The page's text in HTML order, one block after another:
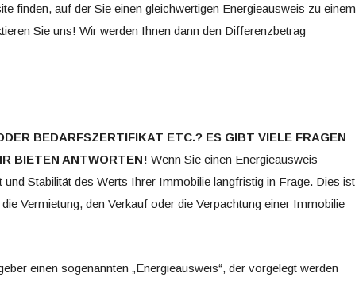
finden, auf der Sie einen gleichwertigen Energieausweis zu einem
Sie uns! Wir werden Ihnen dann den Differenzbetrag
BEDARFSZERTIFIKAT ETC.? ES GIBT VIELE FRAGEN
BIETEN ANTWORTEN! Wenn Sie einen Energieausweis
und Stabilität des Werts Ihrer Immobilie langfristig in Frage. Dies ist
Vermietung, den Verkauf oder die Verpachtung einer Immobilie
einen sogenannten „Energieausweis“, der vorgelegt werden